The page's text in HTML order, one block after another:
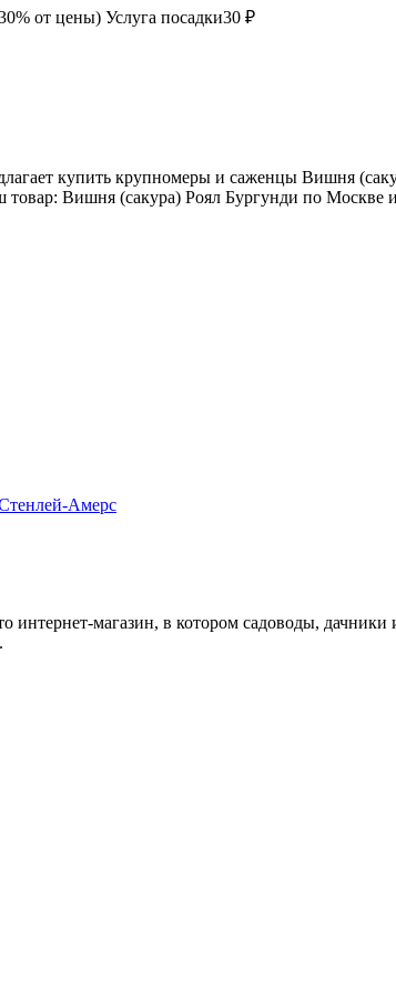
от цены) Услуга посадки30 ₽
купить крупномеры и саженцы Вишня
Вишня (сакура) Роял Бургунди по Москве
Амерс
магазин, в котором садоводы,